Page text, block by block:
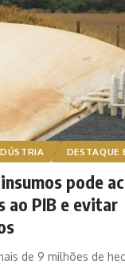
DESTAQUE
pode
ao PIB e evitar
de 9 milhões de